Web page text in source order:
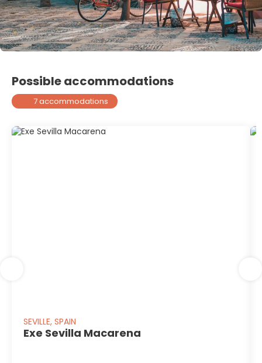
Possible accommodations
7 accommodations
SEVILLE, SPAIN
Exe Sevilla Macarena